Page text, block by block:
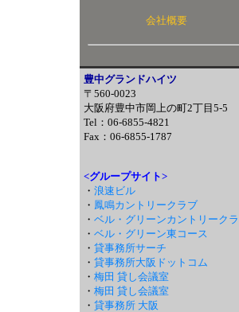
会社概要
豊中グランドハイツ
〒560-0023
大阪府豊中市岡上の町2丁目5-5
Tel：06-6855-4821
Fax：06-6855-1787
<グループサイト>
・ 浪速ビル
・ 鳳鳴カントリークラブ
・ ベル・グリーンカントリーク
・ ベル・グリーン東コース
・ 貸事務所サーチ
・ 貸事務所大阪ドットコム
・ 梅田 貸し会議室
・ 梅田 貸し会議室
・ 貸事務所 大阪